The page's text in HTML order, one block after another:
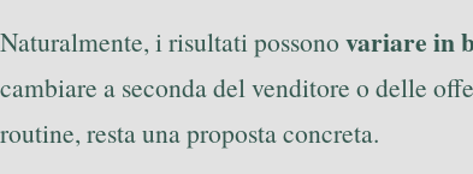
Naturalmente, i risultati possono variare in
cambiare a seconda del venditore o delle
routine, resta una proposta concreta.